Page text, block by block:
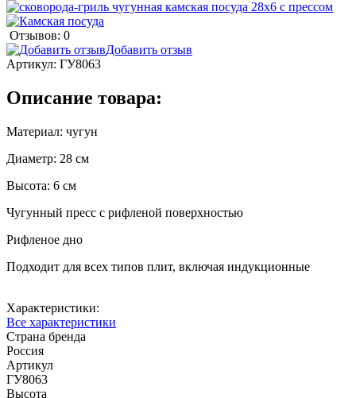
Отзывов: 0
Добавить отзыв
Артикул: ГУ8063
Описание товара:
Материал: чугун
Диаметр: 28 см
Высота: 6 см
Чугунный пресс с рифленой поверхностью
Рифленое дно
Подходит для всех типов плит, включая индукционные
Характеристики:
Все характеристики
Страна бренда
Россия
Артикул
ГУ8063
Высота